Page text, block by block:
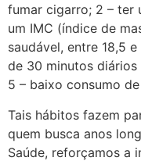
fumar cigarro; 2 – ter
um IMC (índice de
saudável, entre 18,5
de 30 minutos
5 – baixo consumo
Tais hábitos fazem
quem busca anos
Saúde, reforçamos a